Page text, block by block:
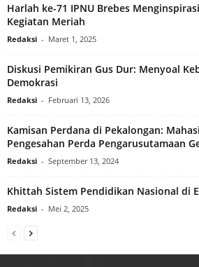
Harlah ke-71 IPNU Brebes
Kegiatan Meriah
Redaksi - Maret 1, 2025
Diskusi Pemikiran Gus Dur: Menyoal
Demokrasi
Redaksi - Februari 13, 2026
Kamisan Perdana di Pekalongan:
Pengesahan Perda Pengarusutamaan
Redaksi - September 13, 2024
Khittah Sistem Pendidikan Nasional di
Redaksi - Mei 2, 2025